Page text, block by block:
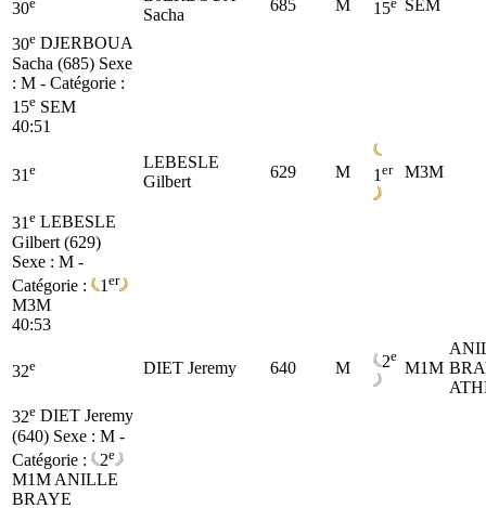
30
Sacha
685 M 15 SEM
30e DJERBOUA
Sacha (685) Sexe
: M - Catégorie :
15e SEM
40:51
31 e
LEBESLE
Gilbert
629 M 1 er M3M
31 e LEBESLE
Gilbert (629)
Sexe : M -
Catégorie :
1 er
M3M
40:53
32e DIET Jeremy 640 M 2e
M1M
32e DIET Jeremy
(640) Sexe : M -
Catégorie :
2e
M1M ANILLE
BRAYE